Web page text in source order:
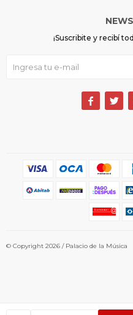
¡Suscribite y recibí
 
© Copyright 2026 / Palacio de la Música